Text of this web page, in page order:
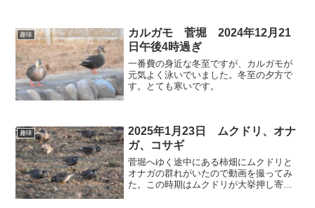
趣味
カルガモ 菅堀 2024年12月21
日午後4時過ぎ
一番費の身近な冬至ですが、カルガモが
元気よく泳いでいました。冬至の夕方で
す。とても寒いです。
趣味
2025年1月23日 ムクドリ、オナ
ガ、コサギ
菅堀へゆく途中にある柿畑にムクドリと
オナガの群れがいたので動画を撮ってみ
た。この時期はムクドリが大挙押し寄せ